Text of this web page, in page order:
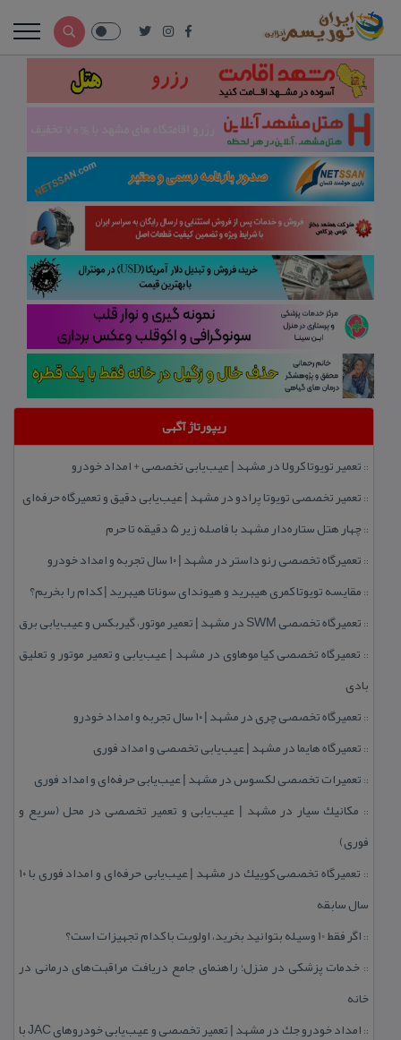
ریپورتاژ آگهی
:: تعمیر تویوتا كرولا در مشهد | عیب‌یابی تخصصی + امداد خودرو
:: تعمیر تخصصی تویوتا پرادو در مشهد | عیب‌یابی دقیق و تعمیرگاه حرفه‌ای
::چهار هتل‌ ستاره‌دار مشهد با فاصله زیر 5 دقیقه تا حرم
:: تعمیرگاه تخصصی رنو داستر در مشهد | ۱۰ سال تجربه و امداد خودرو
:: مقایسه تویوتا كمری هیبرید و هیوندای سوناتا هیبرید | كدام را بخریم؟
:: تعمیرگاه تخصصی SWM در مشهد | تعمیر موتور، گیربكس و عیب‌یابی برق
:: تعمیرگاه تخصصی كیا موهاوی در مشهد | عیب‌یابی و تعمیر موتور و تعلیق
بادی
:: تعمیرگاه تخصصی چری در مشهد | ۱۰ سال تجربه و امداد خودرو
:: تعمیرگاه هایما در مشهد | عیب‌یابی تخصصی و امداد فوری
:: تعمیرات تخصصی لكسوس در مشهد | عیب‌یابی حرفه‌ای و امداد فوری
:: مكانیك سیار در مشهد | عیب‌یابی و تعمیر تخصصی در محل (سریع و
فوری)
::
تعمیرگاه تخصصی كوییك در مشهد | عیب‌یابی حرفه‌ای و امداد فوری با ۱۰
سال سابقه
:: اگر فقط 10 وسیله بتوانید بخرید، اولویت با كدام تجهیزات است؟
:: خدمات پزشكی در منزل؛ راهنمای جامع دریافت مراقبت‌های درمانی در
خانه
::
امداد خودرو جك در مشهد | تعمیر تخصصی و عیب‌یابی خودروهای JAC با